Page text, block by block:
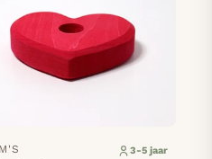
3-5 jaar